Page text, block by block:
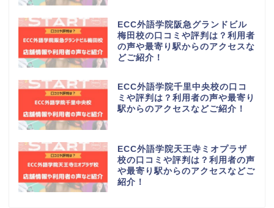
ECC外語学院阪急グランドビル
梅田校の口コミや評判は？利用者
の声や最寄り駅からのアクセスな
どご紹介！
ECC外語学院千里中央校の口コ
ミや評判は？利用者の声や最寄り
駅からのアクセスなどご紹介！
ECC外語学院天王寺ミオプラザ
校の口コミや評判は？利用者の声
や最寄り駅からのアクセスなどご
紹介！